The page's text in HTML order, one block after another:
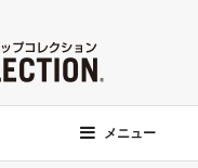
メニュー